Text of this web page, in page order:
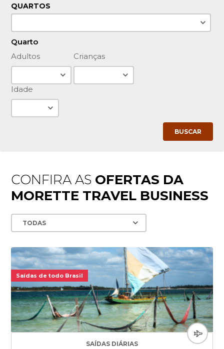
QUARTOS
Quarto
Adultos
Crianças
Idade
BUSCAR
CONFIRA AS OFERTAS DA
MORETTE TRAVEL BUSINESS
Saídas de todo Brasil
SAÍDAS DIÁRIAS